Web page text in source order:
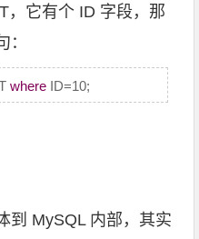
，它有个 ID 字段，那
where ID=10;
到 MySQL 内部，其实